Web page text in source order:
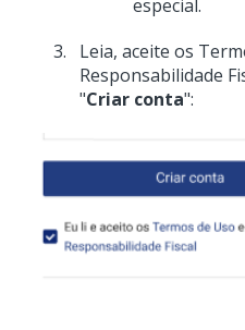
especial.
Leia, aceite os
Responsabilidade
"Criar conta":